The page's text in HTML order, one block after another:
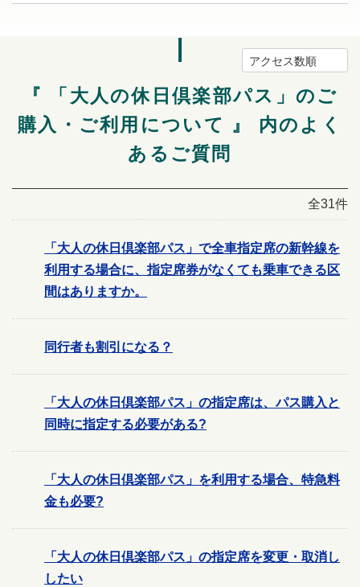
アクセス数順
『 「大人の休日倶楽部パス」のご
購入・ご利用について 』 内のよく
あるご質問
全31件
「大人の休日倶楽部パス」で全車指定席の新幹線を
利用する場合に、指定席券がなくても乗車できる区
間はありますか。
同行者も割引になる？
「大人の休日倶楽部パス」の指定席は、パス購入と
同時に指定する必要がある?
「大人の休日倶楽部パス」を利用する場合、特急料
金も必要?
「大人の休日倶楽部パス」の指定席を変更・取消し
したい